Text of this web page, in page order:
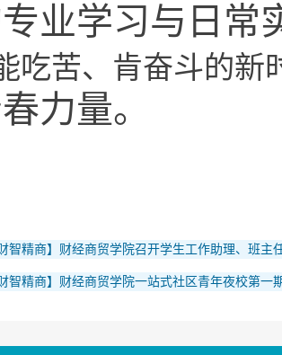
业学习与日常
吃苦、肯奋斗的新
力量。
智精商】财经商贸学院召开学生工作助理、班
智精商】财经商贸学院一站式社区青年夜校第一